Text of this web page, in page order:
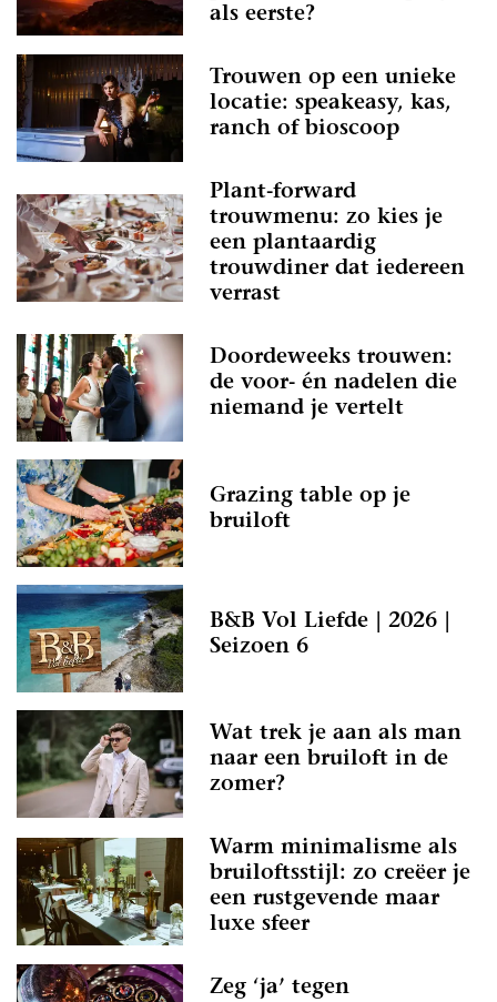
als eerste?
Trouwen op een unieke
locatie: speakeasy, kas,
ranch of bioscoop
Plant-forward
trouwmenu: zo kies je
een plantaardig
trouwdiner dat iedereen
verrast
Doordeweeks trouwen:
de voor- én nadelen die
niemand je vertelt
Grazing table op je
bruiloft
B&B Vol Liefde | 2026 |
Seizoen 6
Wat trek je aan als man
naar een bruiloft in de
zomer?
Warm minimalisme als
bruiloftsstijl: zo creëer je
een rustgevende maar
luxe sfeer
Zeg ‘ja’ tegen